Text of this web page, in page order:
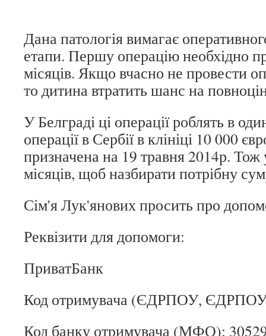
Дана патологія вимагає
етапи. Першу операцію необхідно
місяців. Якщо вчасно не провести
то дитина втратить шанс на
У Белграді ці операції роблять в
операції в Сербії в клініці 10 000
призначена на 19 травня 2014р. Тож
місяців, щоб назбирати потрібну
Сім'я Лук'янових просить про
Реквізити для допомоги:
ПриватБанк
Код отримувача (ЄДРПОУ,
Код банку отримувача (МФО):